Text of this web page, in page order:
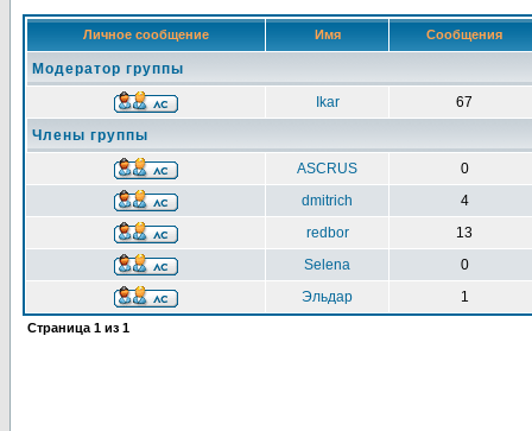
Личное сообщение Имя Сообщения
Модератор группы
Ikar
67
Члены группы
ASCRUS
0
dmitrich
4
redbor
13
Selena
0
Эльдар
1
Страница 1 из 1